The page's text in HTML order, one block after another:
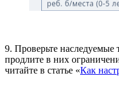
9. Проверьте
продлите в них
читайте в статье «Как